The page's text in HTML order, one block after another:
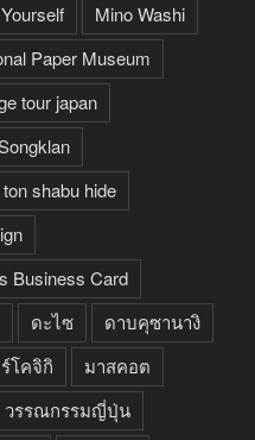
Mino Washi
Paper Museum
tour japan
ton shabu hide
Business Card
ดะไซ
ดาบคุซานางิ
โคจิกิ
มาสคอต
วรรณกรรมญี่ปุ่น